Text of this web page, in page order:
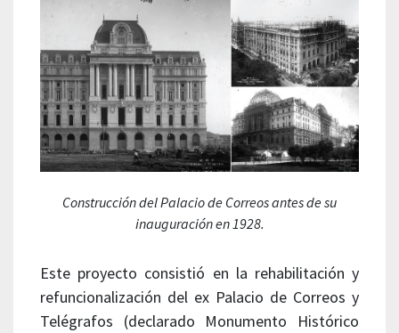
Construcción del Palacio de Correos antes de su
inauguración en 1928.
Este proyecto consistió en la rehabilitación y
refuncionalización del ex Palacio de Correos y
Telégrafos (declarado Monumento Histórico